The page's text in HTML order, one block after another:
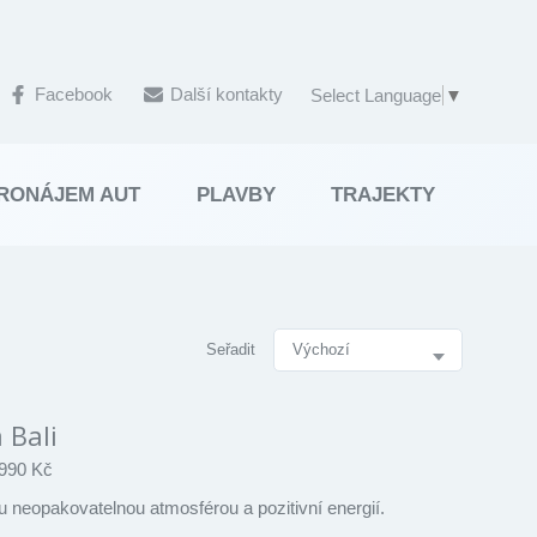
AUT PLAVBY TRAJEKTY
Facebook Další kontakty Select Language ▼
Seřadit
Bali
Kč
neopakovatelnou atmosférou a pozitivní energií.